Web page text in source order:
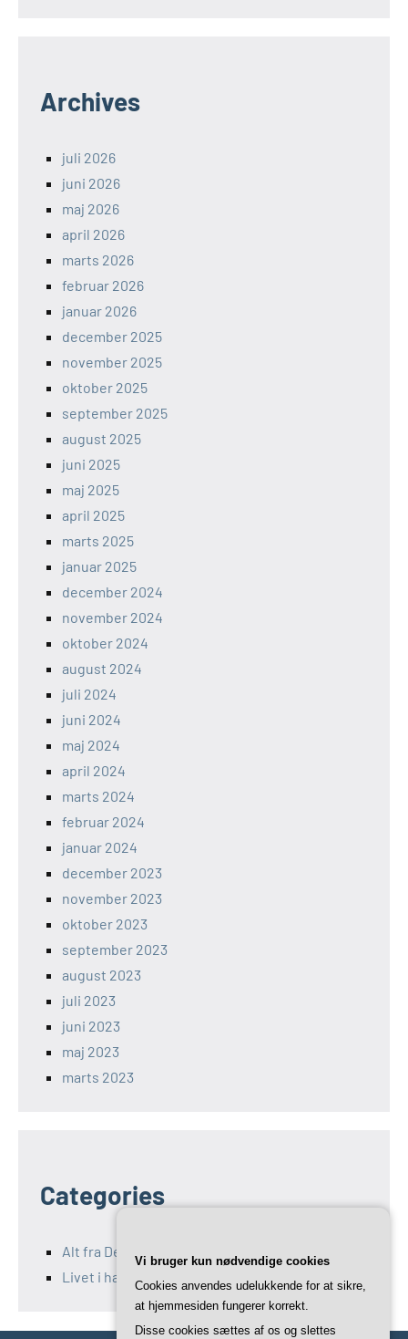
Archives
juli 2026
juni 2026
maj 2026
april 2026
marts 2026
februar 2026
januar 2026
december 2025
november 2025
oktober 2025
september 2025
august 2025
juni 2025
maj 2025
april 2025
marts 2025
januar 2025
december 2024
november 2024
oktober 2024
august 2024
juli 2024
juni 2024
maj 2024
april 2024
marts 2024
februar 2024
januar 2024
december 2023
november 2023
oktober 2023
september 2023
august 2023
juli 2023
juni 2023
maj 2023
marts 2023
Categories
Alt fra Det Maritime Center
Livet i havet
Vi bruger kun nødvendige cookies
Cookies anvendes udelukkende for at sikre,
at hjemmesiden fungerer korrekt.
Disse cookies sættes af os og slettes